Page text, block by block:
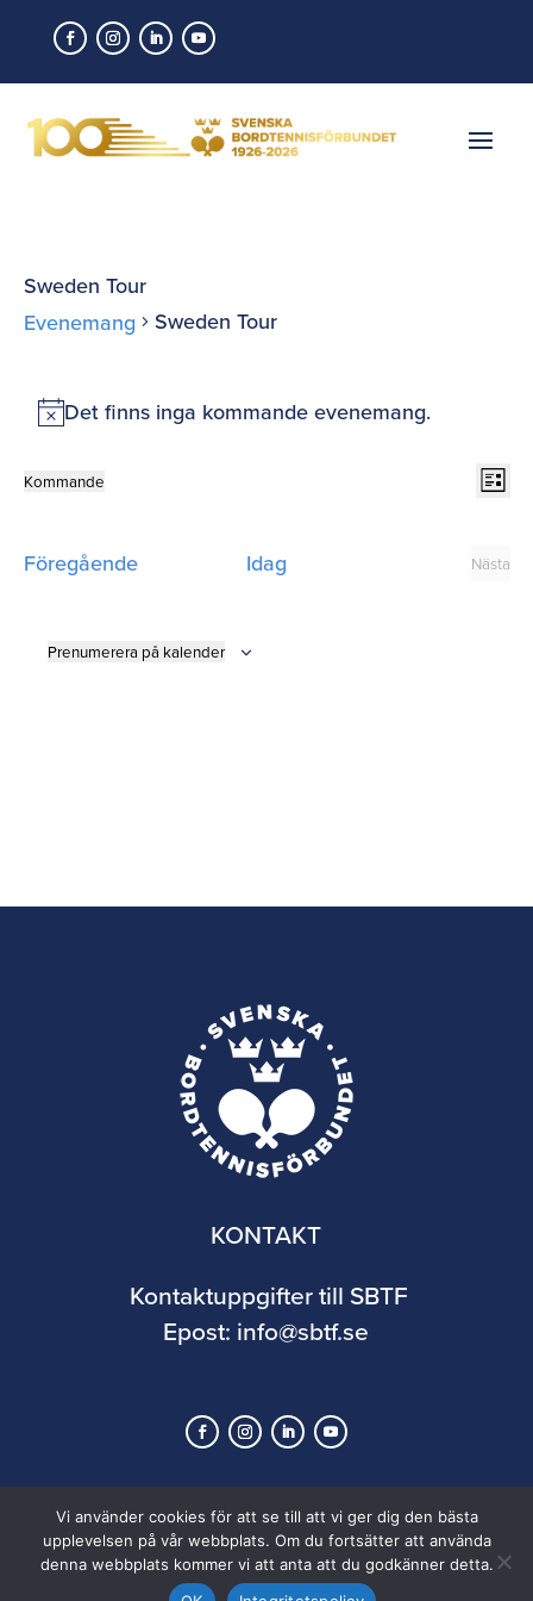
Sweden Tour
Evenemang
Sweden Tour
Notis
Det finns inga kommande evenemang.
Vy-
Lista
Kommande
FöregåendeEvenemangIdag
Nästa
Prenumerera på kalender
KONTAKT
Kontaktuppgifter till SBTF
Epost: info@sbtf.se
© 2026 Svenska Bordtennisförbundet
Vi använder cookies för att se till att vi ger dig den bästa
upplevelsen på vår webbplats. Om du fortsätter att använda
denna webbplats kommer vi att anta att du godkänner detta.